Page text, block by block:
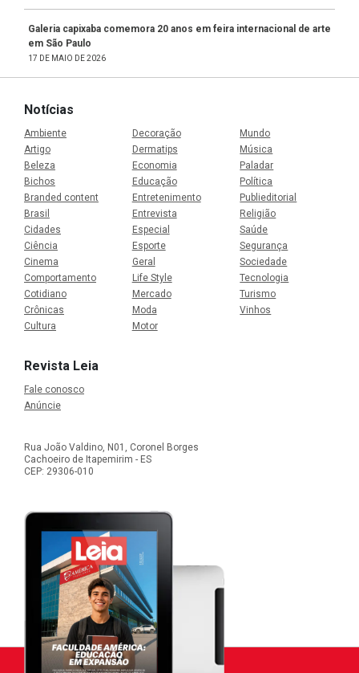
Galeria capixaba comemora 20 anos em feira internacional de arte
em São Paulo
17 DE MAIO DE 2026
Notícias
Ambiente
Artigo
Beleza
Bichos
Branded content
Brasil
Cidades
Ciência
Cinema
Comportamento
Cotidiano
Crônicas
Cultura
Decoração
Dermatips
Economia
Educação
Entretenimento
Entrevista
Especial
Esporte
Geral
Life Style
Mercado
Moda
Motor
Mundo
Música
Paladar
Política
Publieditorial
Religião
Saúde
Segurança
Sociedade
Tecnologia
Turismo
Vinhos
Revista Leia
Fale conosco
Anúncie
Rua João Valdino, N01, Coronel Borges
Cachoeiro de Itapemirim - ES
CEP: 29306-010